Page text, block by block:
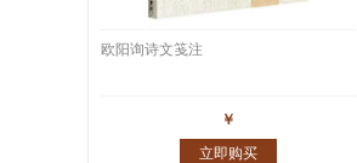
欧阳询诗文笺注
￥
立即购买